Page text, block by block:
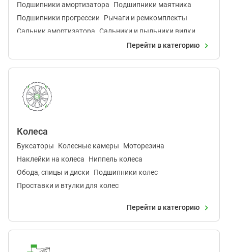
Подшипники амортизатора
Подшипники маятника
Подшипники прогрессии
Рычаги и ремкомплекты
Сальник амортизатора Сальники и пыльники вилки
Перейти в категорию
Колеса
Буксаторы Колесные камеры
Моторезина
Наклейки на колеса
Ниппель колеса
Обода, спицы и диски
Подшипники колес
Проставки и втулки для колес
Перейти в категорию